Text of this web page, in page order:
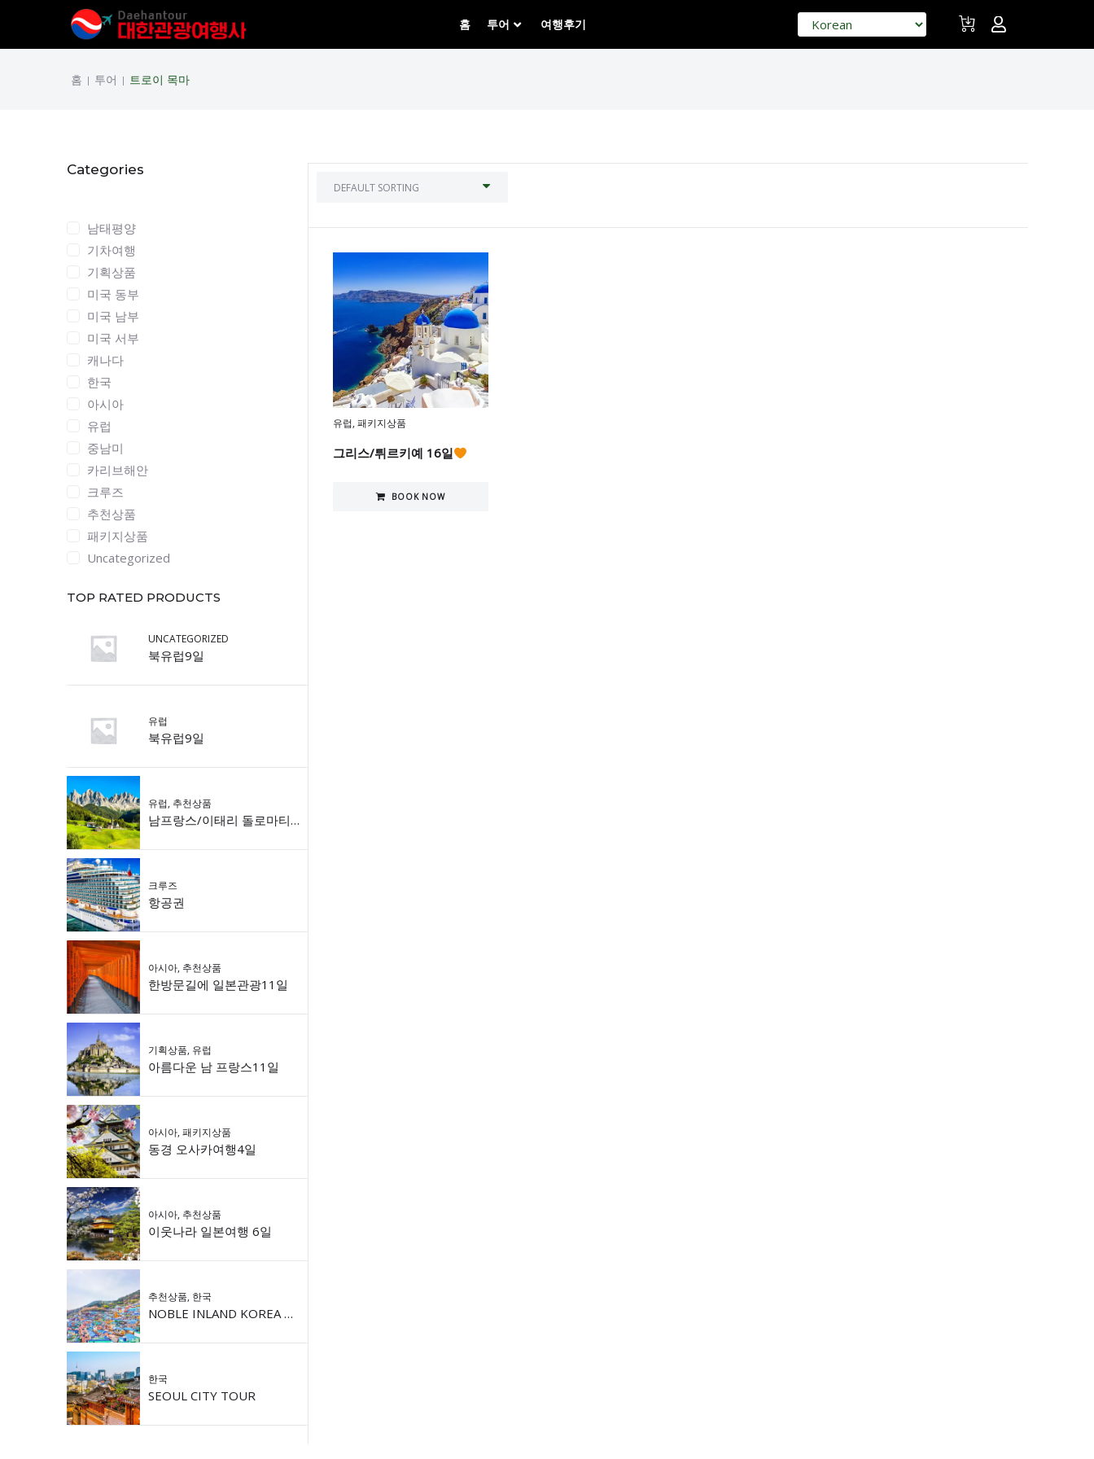
홈 투어 여행후기
홈 | 투어 | 트로이 목마
Categories
남태평양
기차여행
기획상품
미국 동부
미국 남부
미국 서부
캐나다
한국
아시아
유럽
중남미
카리브해안
크루즈
추천상품
패키지상품
Uncategorized
TOP RATED PRODUCTS
UNCATEGORIZED
북유럽9일
유럽
북유럽9일
유럽, 추천상품
남프랑스/이태리 돌로마티 9일
크루즈
항공권
아시아, 추천상품
한방문길에 일본관광11일
기획상품, 유럽
아름다운 남 프랑스11일
아시아,패키지상품
동경 오사카여행4일
아시아, 추천상품
이웃나라 일본여행 6일
추천상품, 한국
NOBLE INLAND KOREA 9DAY
한국
SEOUL CITY TOUR
유럽,패키지상품
그리스/튀르키예 16일
BOOK NOW